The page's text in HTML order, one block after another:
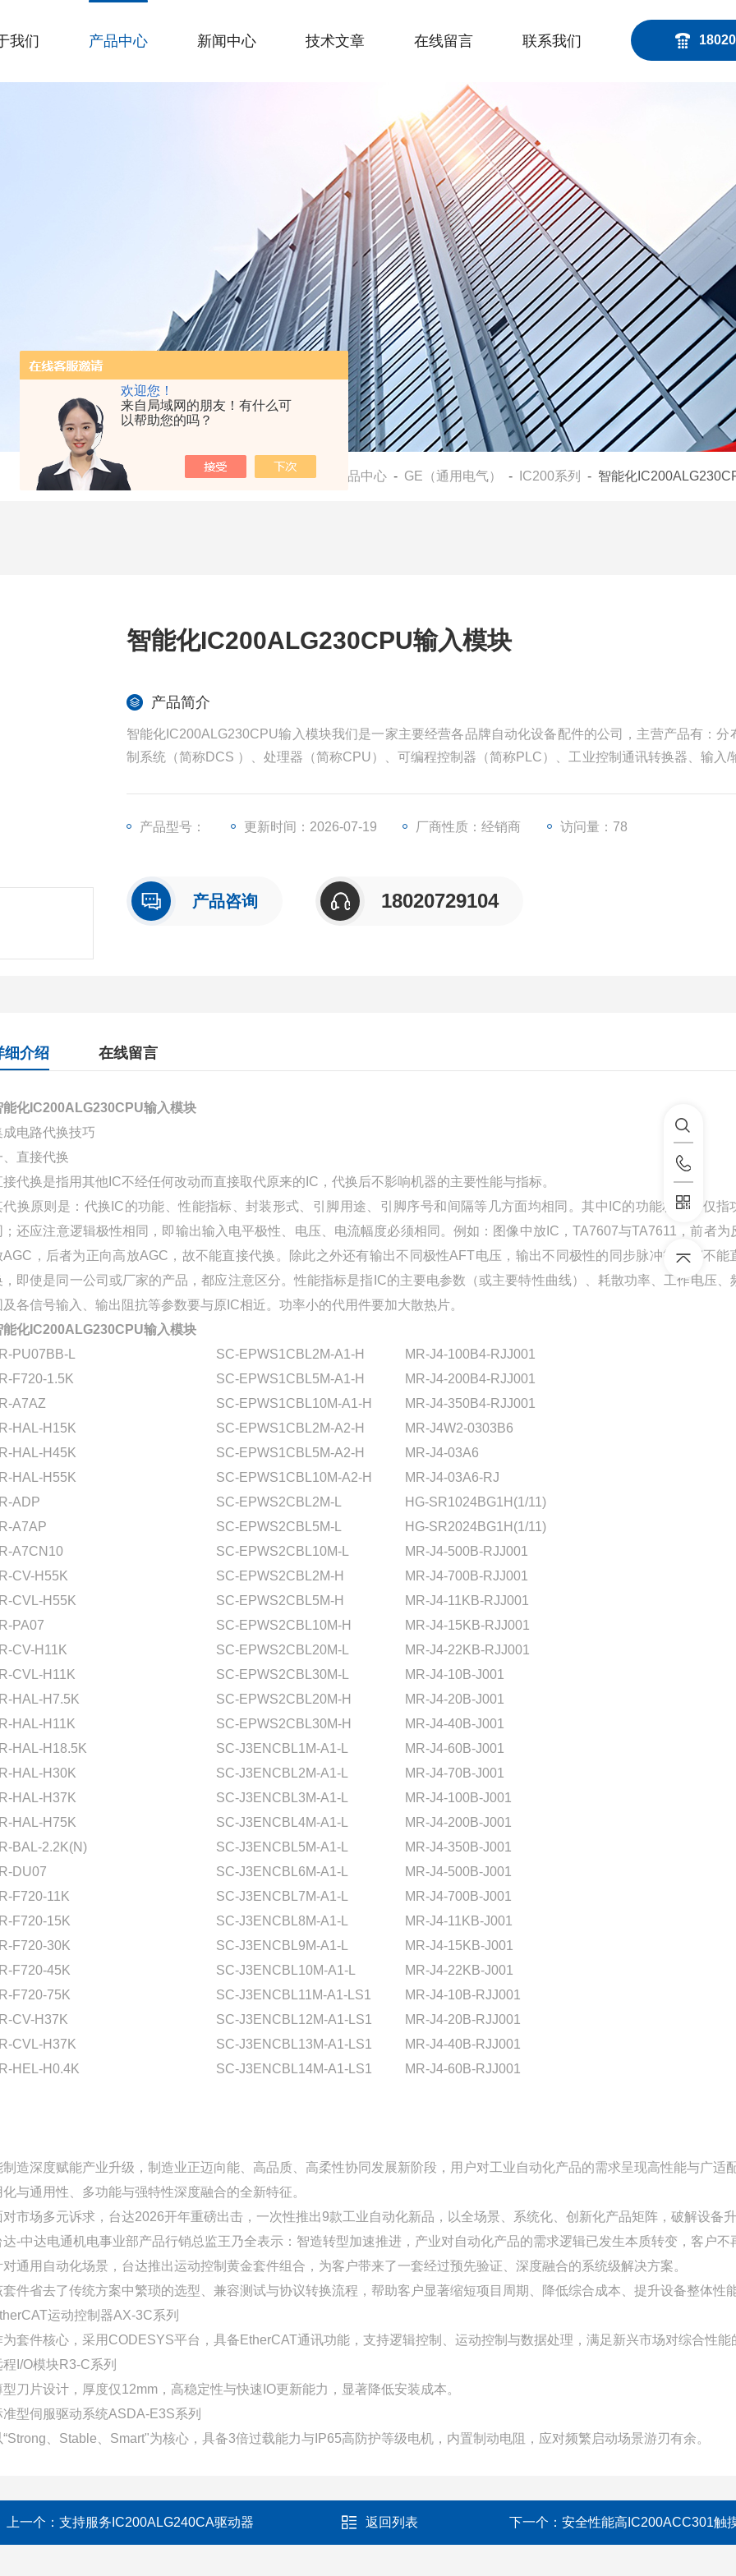
欢迎您！
来自局域网的朋友！有什么可
以帮助您的吗？
我们 产品中心 新闻中心 技术文章 在线留言 联系我们
当前位置：首页 产品中心 - GE（通用电气） - IC200系列 - 智能化
智能化IC200ALG230CPU输入模块
产品简介
智能化IC200ALG230CPU输入模块我们是一家主要经营各品牌自动化设备配件的公司，主营产品有：分
制系统（简称DCS ）、处理器（简称CPU）、可编程控制器（简称PLC）、工业控制通讯转换器、输入/
产品型号： 更新时间：2026-07-19 厂商性质：经销商 访问量：78
产品咨询 18020729104
细介绍 在线留言
能化IC200ALG230CPU输入模块
成电路代换技巧
、直接代换
接代换是指用其他IC不经任何改动而直接取代原来的IC，代换后不影响机器的主要性能与指标。
代换原则是：代换IC的功能、性能指标、封装形式、引脚用途、引脚序号和间隔等几方面均相同。其中IC的功能相同不仅指
；还应注意逻辑极性相同，即输出输入电平极性、电压、电流幅度必须相同。例如：图像中放IC，TA7607与TA7611，前者为
AGC，后者为正向高放AGC，故不能直接代换。除此之外还有输出不同极性AFT电压，输出不同极性的同步脉冲等IC都不能
，即使是同一公司或厂家的产品，都应注意区分。性能指标是指IC的主要电参数（或主要特性曲线）、耗散功率、工作电压、
及各信号输入、输出阻抗等参数要与原IC相近。功率小的代用件要加大散热片。
能化IC200ALG230CPU输入模块
PU07BB-L
SC-EPWS1CBL2M-A1-H
MR-J4-100B4-RJJ001
F720-1.5K
SC-EPWS1CBL5M-A1-H
MR-J4-200B4-RJJ001
A7AZ
SC-EPWS1CBL10M-A1-H
MR-J4-350B4-RJJ001
HAL-H15K
SC-EPWS1CBL2M-A2-H
MR-J4W2-0303B6
HAL-H45K
SC-EPWS1CBL5M-A2-H
MR-J4-03A6
HAL-H55K
SC-EPWS1CBL10M-A2-H
MR-J4-03A6-RJ
ADP
SC-EPWS2CBL2M-L
HG-SR1024BG1H(1/11)
A7AP
SC-EPWS2CBL5M-L
HG-SR2024BG1H(1/11)
A7CN10
SC-EPWS2CBL10M-L
MR-J4-500B-RJJ001
CV-H55K
SC-EPWS2CBL2M-H
MR-J4-700B-RJJ001
CVL-H55K
SC-EPWS2CBL5M-H
MR-J4-11KB-RJJ001
PA07
SC-EPWS2CBL10M-H
MR-J4-15KB-RJJ001
CV-H11K
SC-EPWS2CBL20M-L
MR-J4-22KB-RJJ001
CVL-H11K
SC-EPWS2CBL30M-L
MR-J4-10B-J001
HAL-H7.5K
SC-EPWS2CBL20M-H
MR-J4-20B-J001
HAL-H11K
SC-EPWS2CBL30M-H
MR-J4-40B-J001
HAL-H18.5K
SC-J3ENCBL1M-A1-L
MR-J4-60B-J001
HAL-H30K
SC-J3ENCBL2M-A1-L
MR-J4-70B-J001
HAL-H37K
SC-J3ENCBL3M-A1-L
MR-J4-100B-J001
HAL-H75K
SC-J3ENCBL4M-A1-L
MR-J4-200B-J001
BAL-2.2K(N)
SC-J3ENCBL5M-A1-L
MR-J4-350B-J001
DU07
SC-J3ENCBL6M-A1-L
MR-J4-500B-J001
F720-11K
SC-J3ENCBL7M-A1-L
MR-J4-700B-J001
F720-15K
SC-J3ENCBL8M-A1-L
MR-J4-11KB-J001
F720-30K
SC-J3ENCBL9M-A1-L
MR-J4-15KB-J001
F720-45K
SC-J3ENCBL10M-A1-L
MR-J4-22KB-J001
F720-75K
SC-J3ENCBL11M-A1-LS1
MR-J4-10B-RJJ001
CV-H37K
SC-J3ENCBL12M-A1-LS1
MR-J4-20B-RJJ001
CVL-H37K
SC-J3ENCBL13M-A1-LS1
MR-J4-40B-RJJ001
HEL-H0.4K
SC-J3ENCBL14M-A1-LS1 MR-J4-60B-RJJ001
制造深度赋能产业升级，制造业正迈向能、高品质、高柔性协同发展新阶段，用户对工业自动化产品的需求呈现高性能与广适
化与通用性、多功能与强特性深度融合的全新特征。
对市场多元诉求，台达2026开年重磅出击，一次性推出9款工业自动化新品，以全场景、系统化、创新化产品矩阵，破解设备
达-中达电通机电事业部产品行销总监王乃全表示：智造转型加速推进，产业对自动化产品的需求逻辑已发生本质转变，客
对通用自动化场景，台达推出运动控制黄金套件组合，为客户带来了一套经过预先验证、深度融合的系统级解决方案。
套件省去了传统方案中繁琐的选型、兼容测试与协议转换流程，帮助客户显著缩短项目周期、降低综合成本、提升设备整体性
运动控制器AX-3C系列
为套件核心，采用CODESYS平台，具备EtherCAT通讯功能，支持逻辑控制、运动控制与数据处理，满足新兴市场对综合性能
程I/O模块R3-C系列
型刀片设计，厚度仅12mm，高稳定性与快速IO更新能力，显著降低安装成本。
准型伺服驱动系统ASDA-E3S系列
“Strong、Stable、Smart"为核心，具备3倍过载能力与IP65高防护等级电机，内置制动电阻，应对频繁启动场景游刃有余。
上一个： 支持服务IC200ALG240CA驱动器 返回列表 下一个： 安全性能高IC200ACC301触